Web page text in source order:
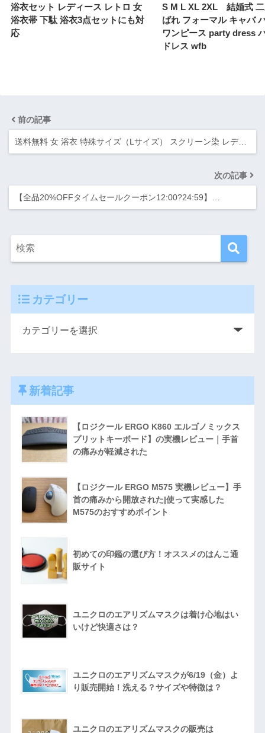
浴衣セット レディース レトロ 女
浴衣帯 下駄 浴衣3点セットにも対
応
S M L XL 2XL 結婚式 二
ばれ フォーマル キャバ
ワンピース party dress
ドレス wfb
前の記事
送料無料 女 浴衣 特殊サイズ（Lサイズ） スクリーン染 レデ…
次の記事
【全品20%OFFタイムセールクーポン12:00?24:59】…
カテゴリー
新着記事
【ロジクール ERGO K860 エルゴノミックス
プリットキーボード】の実機レビュー｜手首
の痛みが軽減された
【ロジクール ERGO M575 実機レビュー】手
首の痛みから開放された|使って実感した
M575のおすすめポイント
初めての印鑑の選び方！オススメのはんこ通
販サイト
ユニクロのエアリズムマスクは着け心地はい
いけど快適さは？
ユニクロのエアリズムマスクが6/19（金）よ
り販売開始！洗える？サイズや特徴は？
ユニクロのエアリズムマスクの販売は